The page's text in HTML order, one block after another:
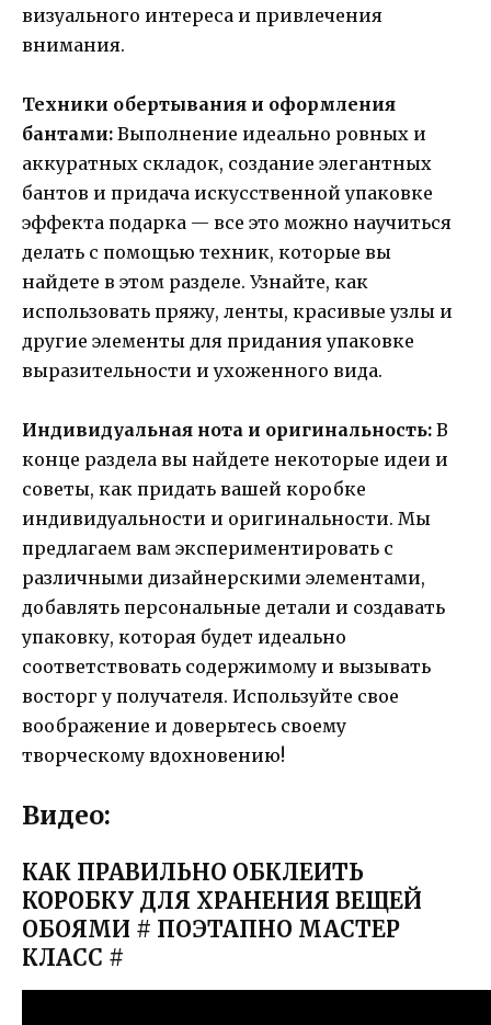
визуального интереса и привлечения
внимания.
Техники обертывания и оформления
бантами: Выполнение идеально ровных и
аккуратных складок, создание элегантных
бантов и придача искусственной упаковке
эффекта подарка — все это можно научиться
делать с помощью техник, которые вы
найдете в этом разделе. Узнайте, как
использовать пряжу, ленты, красивые узлы и
другие элементы для придания упаковке
выразительности и ухоженного вида.
Индивидуальная нота и оригинальность: В
конце раздела вы найдете некоторые идеи и
советы, как придать вашей коробке
индивидуальности и оригинальности. Мы
предлагаем вам экспериментировать с
различными дизайнерскими элементами,
добавлять персональные детали и создавать
упаковку, которая будет идеально
соответствовать содержимому и вызывать
восторг у получателя. Используйте свое
воображение и доверьтесь своему
творческому вдохновению!
Видео:
КАК ПРАВИЛЬНО ОБКЛЕИТЬ
КОРОБКУ ДЛЯ ХРАНЕНИЯ ВЕЩЕЙ
ОБОЯМИ # ПОЭТАПНО МАСТЕР
КЛАСС #